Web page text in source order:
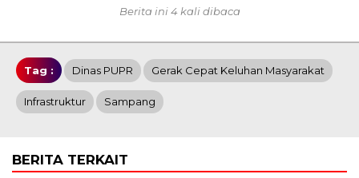
Berita ini 4 kali dibaca
Tag : Dinas PUPR Gerak Cepat Keluhan Masyarakat
Infrastruktur Sampang
BERITA TERKAIT